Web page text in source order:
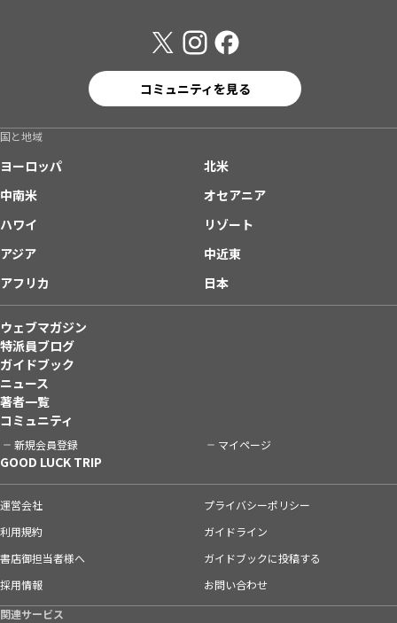
コミュニティを見る
国と地域
ヨーロッパ
北米
中南米
オセアニア
ハワイ
リゾート
アジア
中近東
アフリカ
日本
ウェブマガジン
特派員ブログ
ガイドブック
ニュース
著者一覧
コミュニティ
新規会員登録 マイページ
GOOD LUCK TRIP
運営会社
プライバシーポリシー
利用規約
ガイドライン
書店御担当者様へ
ガイドブックに投稿する
採用情報
お問い合わせ
関連サービス